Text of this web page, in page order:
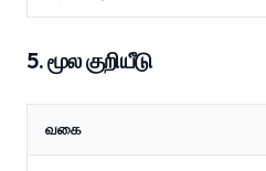
5. மூல குறியீடு
வகை